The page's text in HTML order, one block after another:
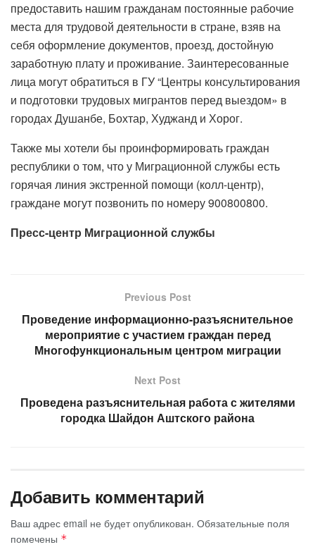
предоставить нашим гражданам постоянные рабочие
места для трудовой деятельности в стране, взяв на
себя оформление документов, проезд, достойную
заработную плату и проживание. Заинтересованные
лица могут обратиться в ГУ “Центры консультирования
и подготовки трудовых мигрантов перед выездом» в
городах Душанбе, Бохтар, Худжанд и Хорог.
Также мы хотели бы проинформировать граждан
республики о том, что у Миграционной службы есть
горячая линия экстренной помощи (колл-центр),
граждане могут позвонить по номеру 900800800.
Пресс-центр Миграционной службы
Previous Post
Проведение информационно-разъяснительное
мероприятие с участием граждан перед
Многофункциональным центром миграции
Next Post
Проведена разъяснительная работа с жителями
городка Шайдон Аштского района
Добавить комментарий
Ваш адрес email не будет опубликован. Обязательные поля
помечены *